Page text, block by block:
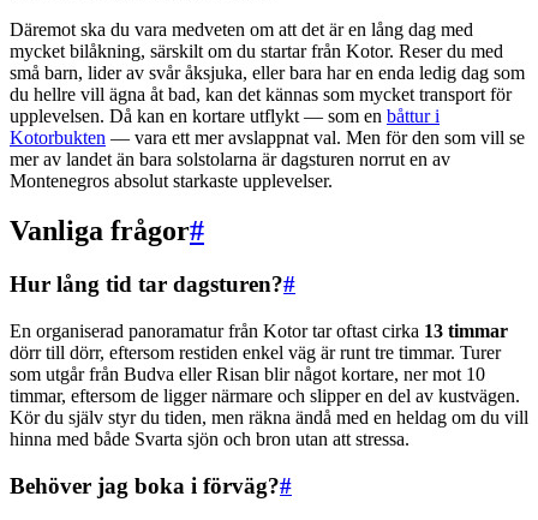
Däremot ska du vara medveten om att det är en lång dag med
mycket bilåkning, särskilt om du startar från Kotor. Reser du med
små barn, lider av svår åksjuka, eller bara har en enda ledig dag som
du hellre vill ägna åt bad, kan det kännas som mycket transport för
upplevelsen. Då kan en kortare utflykt — som en båttur i
Kotorbukten — vara ett mer avslappnat val. Men för den som vill se
mer av landet än bara solstolarna är dagsturen norrut en av
Montenegros absolut starkaste upplevelser.
Vanliga frågor#
Hur lång tid tar dagsturen?#
En organiserad panoramatur från Kotor tar oftast cirka 13 timmar
dörr till dörr, eftersom restiden enkel väg är runt tre timmar. Turer
som utgår från Budva eller Risan blir något kortare, ner mot 10
timmar, eftersom de ligger närmare och slipper en del av kustvägen.
Kör du själv styr du tiden, men räkna ändå med en heldag om du vill
hinna med både Svarta sjön och bron utan att stressa.
Behöver jag boka i förväg?#